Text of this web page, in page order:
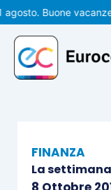
Vai
al
contenuto
Buone vacanze!
FINANZA
La